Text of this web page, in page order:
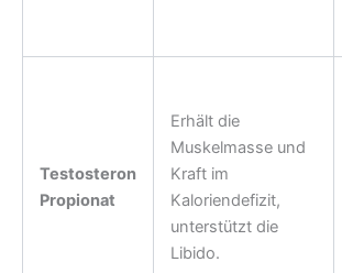
Testosteron
Propionat
Erhält die
Muskelmasse und
Kraft im
Kaloriendefizit,
unterstützt die
Libido.